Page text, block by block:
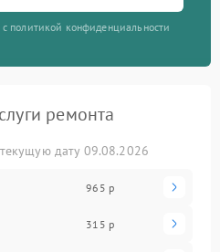
политикой конфиденциальности
ремонта
дату 09.08.2026
965 р
315 р